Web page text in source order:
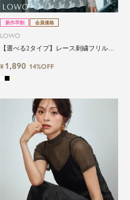
たいない...もっ
を楽しみたい
ファッションアイテ
意しておきたいもの
close
新作早割 会員価格
LOWO
【選べる2タイプ】レース刺繍フリルハ
¥ 1,890 14%OFF